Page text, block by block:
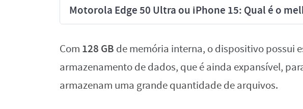
Motorola Edge 50 Ultra ou iPhone 15: Qual é o
Com 128 GB de memória interna, o dispositivo possui
armazenamento de dados, que é ainda expansível,
armazenam uma grande quantidade de arquivos.